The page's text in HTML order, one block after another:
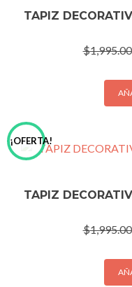
TAPIZ
$1,995.00
¡OFERTA!
TAPIZ
$1,995.00